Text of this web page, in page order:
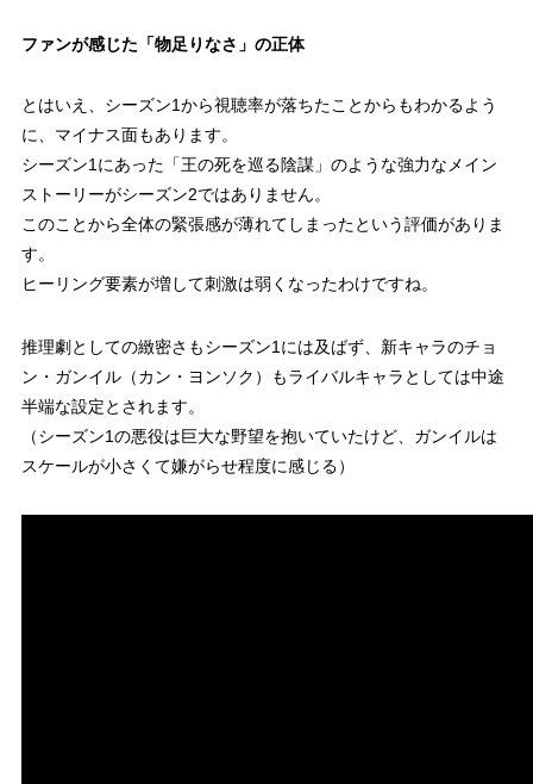
ファンが感じた「物足りなさ」の正体
とはいえ、シーズン1から視聴率が落ちたことからもわかるよう
に、マイナス面もあります。
シーズン1にあった「王の死を巡る陰謀」のような強力なメイン
ストーリーがシーズン2ではありません。
このことから全体の緊張感が薄れてしまったという評価がありま
す。
ヒーリング要素が増して刺激は弱くなったわけですね。
推理劇としての緻密さもシーズン1には及ばず、新キャラのチョ
ン・ガンイル（カン・ヨンソク）もライバルキャラとしては中途
半端な設定とされます。
（シーズン1の悪役は巨大な野望を抱いていたけど、ガンイルは
スケールが小さくて嫌がらせ程度に感じる）